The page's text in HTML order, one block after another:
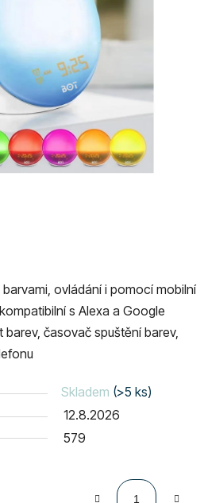
ovládání i pomocí mobilní
s Alexa a Google
časovač spuštění barev,
Skladem (>5 ks)
12.8.2026
579